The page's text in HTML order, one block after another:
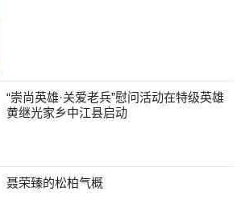
“崇尚英雄·关爱老兵”慰问活动在特级英雄
黄继光家乡中江县启动
聂荣臻的松柏气概